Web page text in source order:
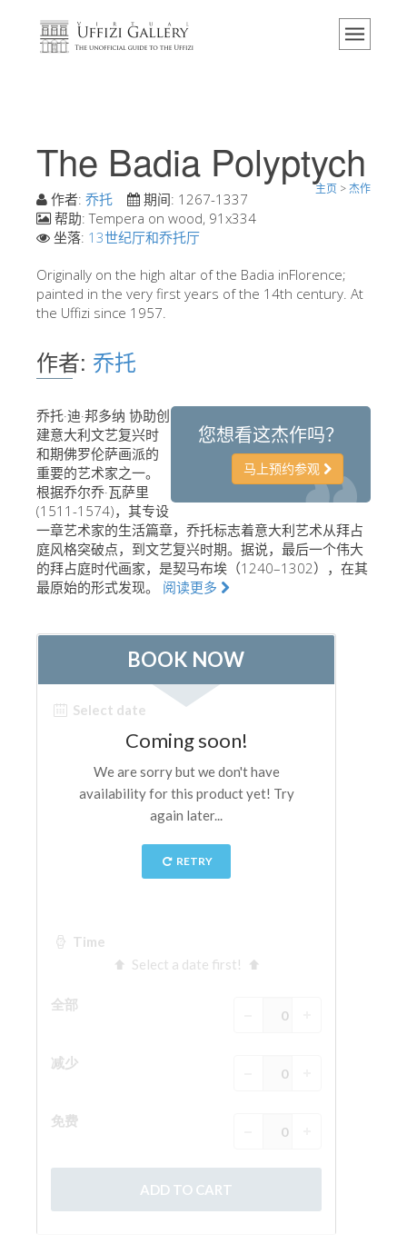
主页
活动 & 展览
游客的评论
联系我们
现在预定
艺术家
新展示室厅
佛罗伦萨博物馆
巴杰罗美术馆
学院美术馆
巴拉丁画廊
圣马可博物馆
考古学博物馆
宝石加工博物馆
伽利略博物馆
Boboli Gardens
The Arnolfo\'s tower
Vasari Corridor
旧宫
FRANÇAIS
The Badia Polyptych
主页 >杰作
作者: 乔托 期间: 1267-1337
帮助:Tempera on wood, 91x334
坐落: 13世纪厅和乔托厅
Originally on the high altar of the Badia inFlorence;
painted in the very first years of the 14th century. At
the Uffizi since 1957.
作者: 乔托
您想看这杰作吗？
马上预约参观
乔托·迪·邦多纳 协助创
建意大利文艺复兴时
和期佛罗伦萨画派的
重要的艺术家之一。
根据乔尔乔·瓦萨里
(1511-1574)，其专设
一章艺术家的生活篇章，乔托标志着意大利艺术从拜占
庭风格突破点，到文艺复兴时期。据说，最后一个伟大
的拜占庭时代画家，是契马布埃（1240–1302），在其
最原始的形式发现。 阅读更多